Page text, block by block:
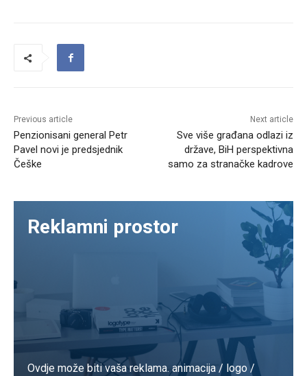
Previous article
Penzionisani general Petr
Pavel novi je predsjednik
Češke
Next article
Sve više građana odlazi iz
države, BiH perspektivna
samo za stranačke kadrove
Reklamni prostor
Ovdje može biti vaša reklama. animacija / logo /